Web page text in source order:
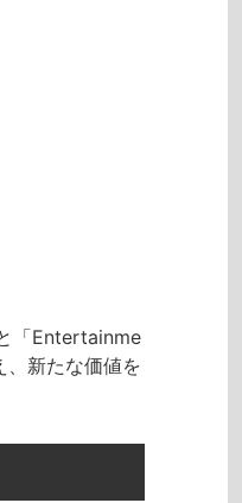
「Entertainme
、新たな価値を